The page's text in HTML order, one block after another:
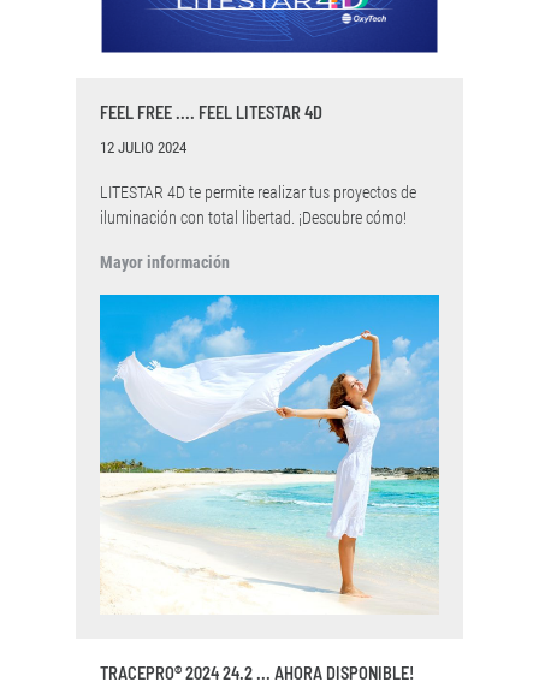
FEEL FREE .... FEEL LITESTAR 4D
12 JULIO 2024
LITESTAR 4D te permite realizar tus proyectos de
iluminación con total libertad. ¡Descubre cómo!
Mayor información
TRACEPRO® 2024 24.2 ... AHORA DISPONIBLE!